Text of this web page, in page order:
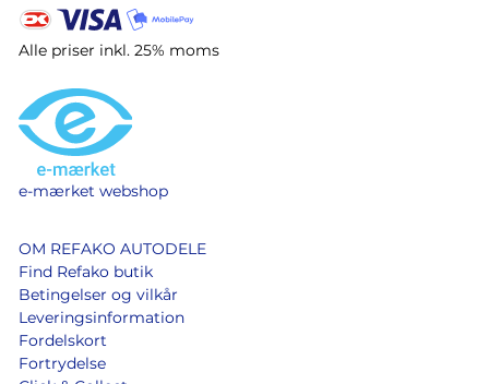
Alle priser inkl. 25% moms
e-mærket webshop
OM REFAKO AUTODELE
Find Refako butik
Betingelser og vilkår
Leveringsinformation
Fordelskort
Fortrydelse